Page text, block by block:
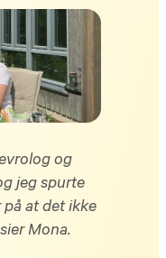
og
jeg spurte
på at det ikke
Mona.